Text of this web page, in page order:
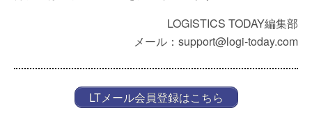
LOGISTICS TODAY編集部
メール：support@logi-today.com
LTメール会員登録はこちら